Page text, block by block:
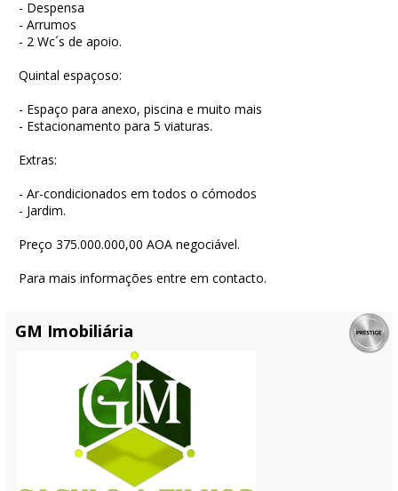
- Despensa
- Arrumos
- 2 Wc´s de apoio.
Quintal espaçoso:
- Espaço para anexo, piscina e muito mais
- Estacionamento para 5 viaturas.
Extras:
- Ar-condicionados em todos o cómodos
- Jardim.
Preço 375.000.000,00 AOA negociável.
Para mais informações entre em contacto.
GM Imobiliária